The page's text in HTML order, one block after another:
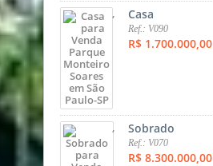
, Casa
Ref.: V090
R$ 1.700.000,00
, Sobrado
Ref.: V070
R$ 8.300.000,00